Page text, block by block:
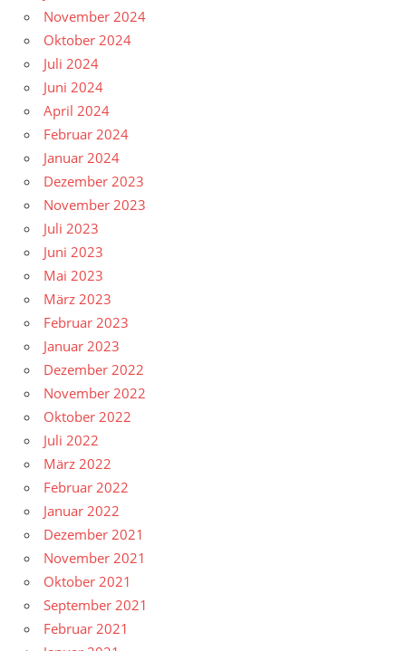
November 2024
Oktober 2024
Juli 2024
Juni 2024
April 2024
Februar 2024
Januar 2024
Dezember 2023
November 2023
Juli 2023
Juni 2023
Mai 2023
März 2023
Februar 2023
Januar 2023
Dezember 2022
November 2022
Oktober 2022
Juli 2022
März 2022
Februar 2022
Januar 2022
Dezember 2021
November 2021
Oktober 2021
September 2021
Februar 2021